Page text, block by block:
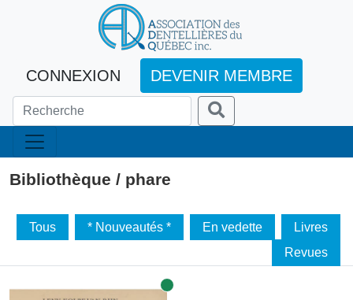
CONNEXION DEVENIR MEMBRE
Bibliothèque / phare
Tous * Nouveautés * En vedette
Livres
Revues